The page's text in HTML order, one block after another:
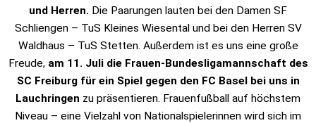
und Herren. Die Paarungen lauten bei den Damen SF
Schliengen – TuS Kleines Wiesental und bei den Herren SV
Waldhaus – TuS Stetten. Außerdem ist es uns eine große
Freude, am 11. Juli die Frauen-Bundesligamannschaft des
SC Freiburg für ein Spiel gegen den FC Basel bei uns in
Lauchringen zu präsentieren. Frauenfußball auf höchstem
Niveau – eine Vielzahl von Nationalspielerinnen wird sich im